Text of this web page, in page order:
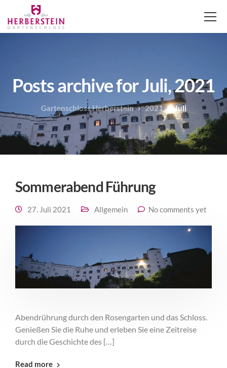
Posts archive for Juli, 2021
Gartenschloss Herberstein 2021 Juli
Sommerabend Führung
27. Juli 2021 Allgemein No comments yet
Abendrührung durch den Rosengarten und das Schloss.
Genießen Sie die Ruhe und erleben Sie eine Zeitreise
durch die Geschichte des […]
Read more